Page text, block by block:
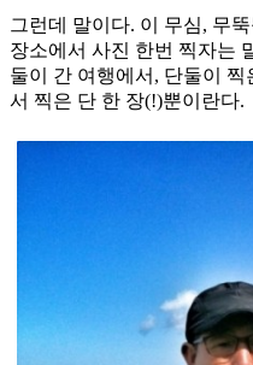
그런데 말이다. 이 무심, 무
장소에서 사진 한번 찍자는
둘이 간 여행에서, 단둘이 찍
서 찍은 단 한 장(!)뿐이란다.